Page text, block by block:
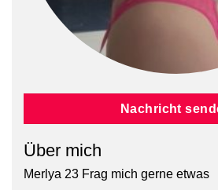
Nachricht
Über mich
Merlya 23 Frag mich gerne etwas